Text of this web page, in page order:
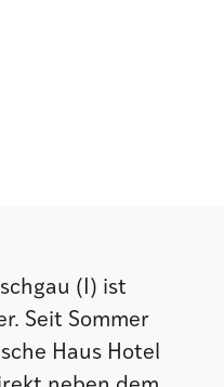
(I) ist
Seit Sommer
Haus Hotel